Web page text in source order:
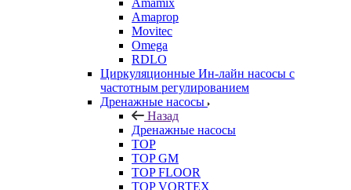
Amaprop
Movitec
Omega
RDLO
Циркуляционные Ин-лайн насосы с
частотным регулированием
Дренажные насосы
Назад
Дренажные насосы
TOP
TOP GM
TOP FLOOR
TOP VORTEX